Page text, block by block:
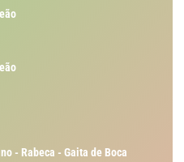
- Rabeca - Gaita de Boca